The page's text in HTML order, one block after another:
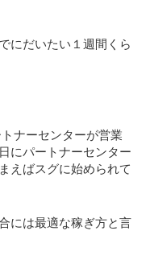
にだいたい１週間くら
ナーセンターが営業
にパートナーセンター
えばスグに始められて
には最適な稼ぎ方と言